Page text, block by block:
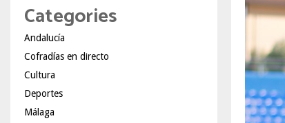
Categories
Andalucía
Cofradías en directo
Cultura
Deportes
Málaga